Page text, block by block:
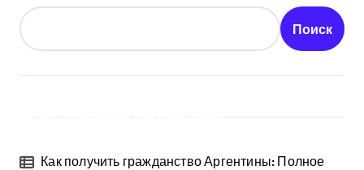
Поиск
Как получить гражданство Аргентины: Полное